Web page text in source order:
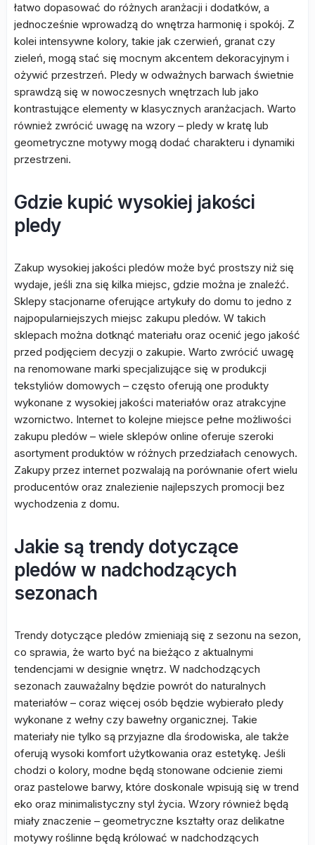
łatwo dopasować do różnych aranżacji i dodatków, a
jednocześnie wprowadzą do wnętrza harmonię i spokój. Z
kolei intensywne kolory, takie jak czerwień, granat czy
zieleń, mogą stać się mocnym akcentem dekoracyjnym i
ożywić przestrzeń. Pledy w odważnych barwach świetnie
sprawdzą się w nowoczesnych wnętrzach lub jako
kontrastujące elementy w klasycznych aranżacjach. Warto
również zwrócić uwagę na wzory – pledy w kratę lub
geometryczne motywy mogą dodać charakteru i dynamiki
przestrzeni.
Gdzie kupić wysokiej jakości
pledy
Zakup wysokiej jakości pledów może być prostszy niż się
wydaje, jeśli zna się kilka miejsc, gdzie można je znaleźć.
Sklepy stacjonarne oferujące artykuły do domu to jedno z
najpopularniejszych miejsc zakupu pledów. W takich
sklepach można dotknąć materiału oraz ocenić jego jakość
przed podjęciem decyzji o zakupie. Warto zwrócić uwagę
na renomowane marki specjalizujące się w produkcji
tekstyliów domowych – często oferują one produkty
wykonane z wysokiej jakości materiałów oraz atrakcyjne
wzornictwo. Internet to kolejne miejsce pełne możliwości
zakupu pledów – wiele sklepów online oferuje szeroki
asortyment produktów w różnych przedziałach cenowych.
Zakupy przez internet pozwalają na porównanie ofert wielu
producentów oraz znalezienie najlepszych promocji bez
wychodzenia z domu.
Jakie są trendy dotyczące
pledów w nadchodzących
sezonach
Trendy dotyczące pledów zmieniają się z sezonu na sezon,
co sprawia, że warto być na bieżąco z aktualnymi
tendencjami w designie wnętrz. W nadchodzących
sezonach zauważalny będzie powrót do naturalnych
materiałów – coraz więcej osób będzie wybierało pledy
wykonane z wełny czy bawełny organicznej. Takie
materiały nie tylko są przyjazne dla środowiska, ale także
oferują wysoki komfort użytkowania oraz estetykę. Jeśli
chodzi o kolory, modne będą stonowane odcienie ziemi
oraz pastelowe barwy, które doskonale wpisują się w trend
eko oraz minimalistyczny styl życia. Wzory również będą
miały znaczenie – geometryczne kształty oraz delikatne
motywy roślinne będą królować w nadchodzących